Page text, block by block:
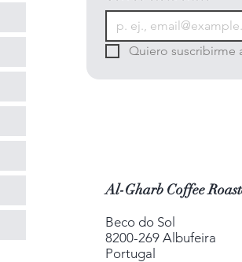
Quiero suscribirme
Al-Gharb Coffee
Beco do Sol
8200-269 Albufeira
Portugal